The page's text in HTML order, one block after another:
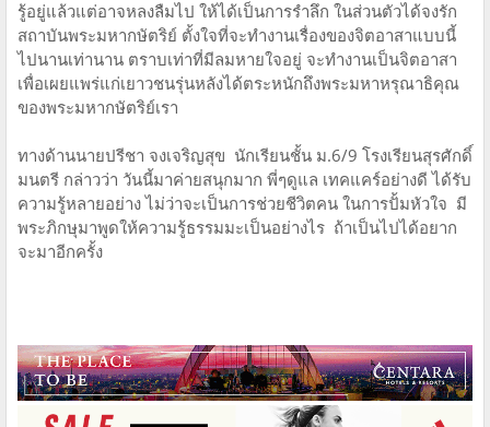
รู้อยู่แล้วแต่อาจหลงลืมไป ให้ได้เป็นการรำลึก ในส่วนตัวได้จงรัก
สถาบันพระมหากษัตริย์ ตั้งใจที่จะทำงานเรื่องของจิตอาสาแบบนี้
ไปนานเท่านาน ตราบเท่าที่มีลมหายใจอยู่ จะทำงานเป็นจิตอาสา
เพื่อเผยแพร่แก่เยาวชนรุ่นหลังได้ตระหนักถึงพระมหาหรุณาธิคุณ
ของพระมหากษัตริย์เรา
ทางด้านนายปรีชา จงเจริญสุข นักเรียนชั้น ม.6/9 โรงเรียนสุรศักดิ์
มนตรี กล่าวว่า วันนี้มาค่ายสนุกมาก พี่ๆดูแล เทคแคร์อย่างดี ได้รับ
ความรู้หลายอย่าง ไม่ว่าจะเป็นการช่วยชีวิตคน ในการปั้มหัวใจ มี
พระภิกษุมาพูดให้ความรู้ธรรมมะเป็นอย่างไร ถ้าเป็นไปได้อยาก
จะมาอีกครั้ง